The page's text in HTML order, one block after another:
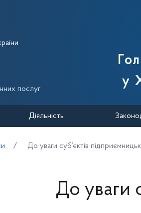
Державної
послуг
у
Діяльність
До уваги суб’єктів
До уваги